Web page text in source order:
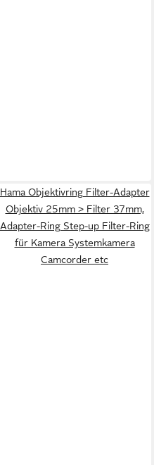
Hama Objektivring Filter-Adapter
Objektiv 25mm > Filter 37mm,
Adapter-Ring Step-up Filter-Ring
für Kamera Systemkamera
Camcorder etc